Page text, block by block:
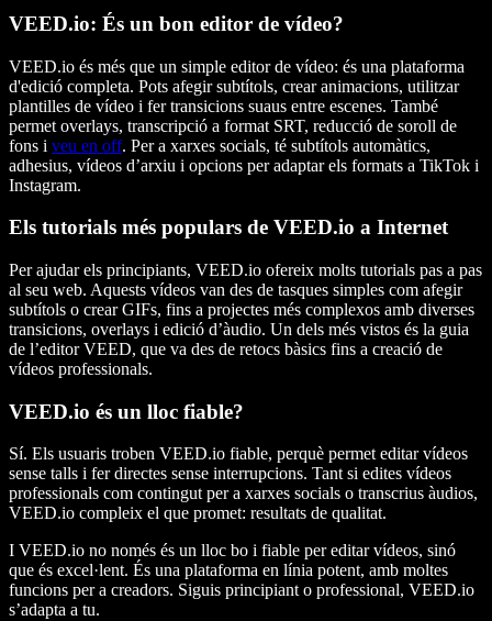
VEED.io: És un bon editor de vídeo?
VEED.io és més que un simple editor de vídeo: és una plataforma
d'edició completa. Pots afegir subtítols, crear animacions, utilitzar
plantilles de vídeo i fer transicions suaus entre escenes. També
permet overlays, transcripció a format SRT, reducció de soroll de
fons i veu en off. Per a xarxes socials, té subtítols automàtics,
adhesius, vídeos d’arxiu i opcions per adaptar els formats a TikTok i
Instagram.
Els tutorials més populars de VEED.io a Internet
Per ajudar els principiants, VEED.io ofereix molts tutorials pas a pas
al seu web. Aquests vídeos van des de tasques simples com afegir
subtítols o crear GIFs, fins a projectes més complexos amb diverses
transicions, overlays i edició d’àudio. Un dels més vistos és la guia
de l’editor VEED, que va des de retocs bàsics fins a creació de
vídeos professionals.
VEED.io és un lloc fiable?
Sí. Els usuaris troben VEED.io fiable, perquè permet editar vídeos
sense talls i fer directes sense interrupcions. Tant si edites vídeos
professionals com contingut per a xarxes socials o transcrius àudios,
VEED.io compleix el que promet: resultats de qualitat.
I VEED.io no només és un lloc bo i fiable per editar vídeos, sinó
que és excel·lent. És una plataforma en línia potent, amb moltes
funcions per a creadors. Siguis principiant o professional, VEED.io
s’adapta a tu.